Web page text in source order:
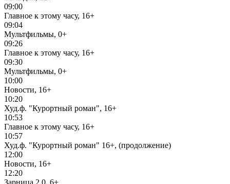
09:00
Главное к этому часу, 16+
09:04
Мультфильмы, 0+
09:26
Главное к этому часу, 16+
09:30
Мультфильмы, 0+
10:00
Новости, 16+
10:20
Худ.ф. "Курортный роман", 16+
10:53
Главное к этому часу, 16+
10:57
Худ.ф. "Курортный роман" 16+, (продолжение)
12:00
Новости, 16+
12:20
Зарница 2.0, 6+